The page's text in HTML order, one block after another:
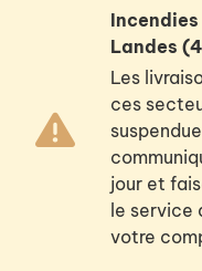
Landes
Les
ces
jour et
le service
votre